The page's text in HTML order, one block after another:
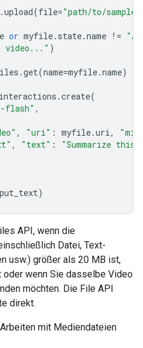
.upload(file="path/to/
or myfile. state.name !=
video..." )
.get(name=myfile.name)
interactions .create(
flash" ,
, "uri" : myfile.uri,
, "text" :
"Summarize
)
API, wenn die
Datei, Text-
usw.) größer als 20 MB ist,
wenn Sie dasselbe Video
möchten. Die File API
direkt.
mit Mediendateien